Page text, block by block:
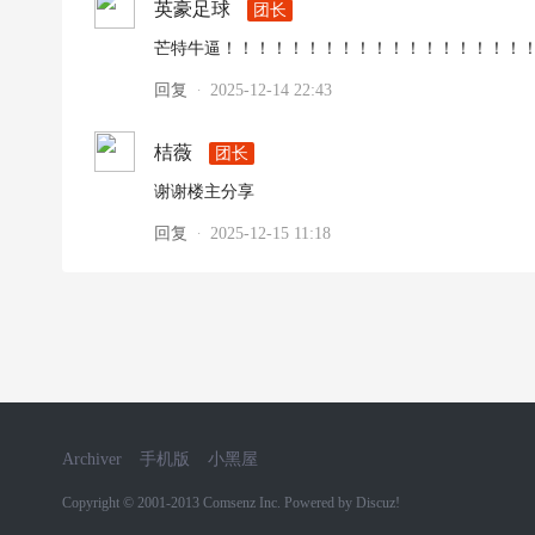
英豪足球 团长
芒特牛逼！！！！！！！！！！！！！！！！！！！
回复 · 2025-12-14 22:43
桔薇 团长
谢谢楼主分享
回复 · 2025-12-15 11:18
Archiver 手机版 小黑屋
Copyright © 2001-2013 Comsenz Inc. Powered by Discuz!